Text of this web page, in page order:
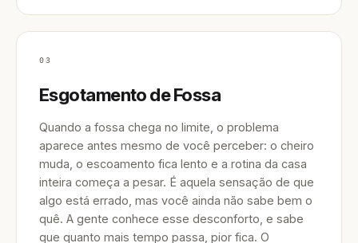
03
Esgotamento de Fossa
Quando a fossa chega no limite, o problema
aparece antes mesmo de você perceber: o cheiro
muda, o escoamento fica lento e a rotina da casa
inteira começa a pesar. É aquela sensação de que
algo está errado, mas você ainda não sabe bem o
quê. A gente conhece esse desconforto, e sabe
que quanto mais tempo passa, pior fica. O